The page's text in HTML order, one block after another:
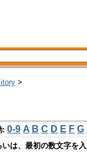
>
: 0-9 A B C D E F G
いは、最初の数文字を